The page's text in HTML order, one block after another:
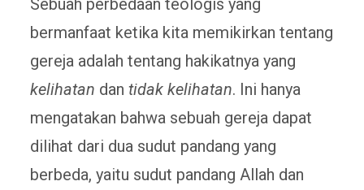
Sebuah perbedaan teologis yang
bermanfaat ketika kita memikirkan tentang
gereja adalah tentang hakikatnya yang
kelihatan dan tidak kelihatan. Ini hanya
mengatakan bahwa sebuah gereja dapat
dilihat dari dua sudut pandang yang
berbeda, yaitu sudut pandang Allah dan